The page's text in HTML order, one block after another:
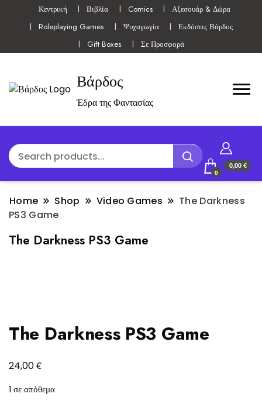
Κεντρική Βιβλία Comics
Αξεσουάρ & Δώρα
Roleplaying Games
Ψυχαγωγία
Εκδόσεις Βάρδος
Gift Boxes
Σε Προσφορά
Βάρδος
Έδρα της Φαντασίας
0
0,00 €
Home Shop Video Games
The Darkness
PS3 Game
The Darkness PS3 Game
The Darkness PS3 Game
24,00€
1 σε απόθεμα